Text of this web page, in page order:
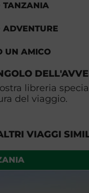
TANZANIA
ADVENTURE
UN AMICO
libreria
del viaggio.
VIAGGI